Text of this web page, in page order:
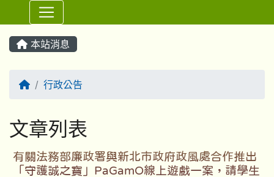
⏸
本站消息
回首頁行政公告
文章列表
有關法務部廉政署與新北市政府政風處合作推出
「守護誠之寶」PaGamO線上遊戲一案，請學生